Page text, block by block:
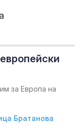
за Европа на
Братанова